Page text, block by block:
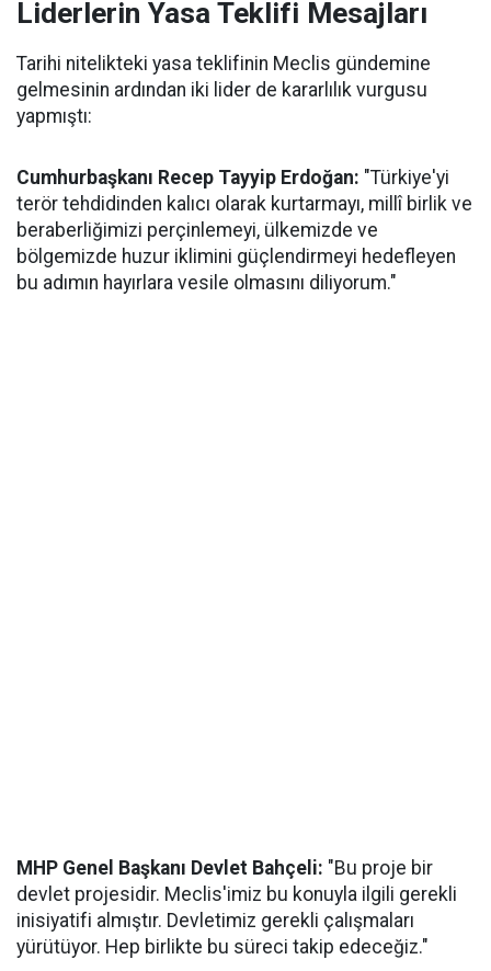
Liderlerin Yasa Teklifi Mesajları
Tarihi nitelikteki yasa teklifinin Meclis gündemine
gelmesinin ardından iki lider de kararlılık vurgusu
yapmıştı:
Cumhurbaşkanı Recep Tayyip Erdoğan: "Türkiye'yi
terör tehdidinden kalıcı olarak kurtarmayı, millî birlik ve
beraberliğimizi perçinlemeyi, ülkemizde ve
bölgemizde huzur iklimini güçlendirmeyi hedefleyen
bu adımın hayırlara vesile olmasını diliyorum."
MHP Genel Başkanı Devlet Bahçeli: "Bu proje bir
devlet projesidir. Meclis'imiz bu konuyla ilgili gerekli
inisiyatifi almıştır. Devletimiz gerekli çalışmaları
yürütüyor. Hep birlikte bu süreci takip edeceğiz."